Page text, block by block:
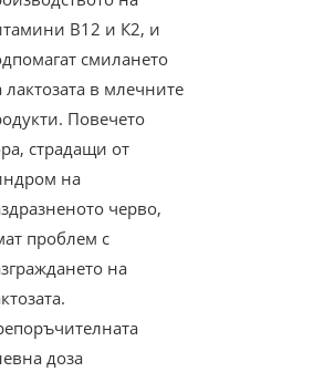
В12 и К2, и
смилането
лактозата в млечните
Повечето
страдащи от
на
черво,
проблем с
на
доза